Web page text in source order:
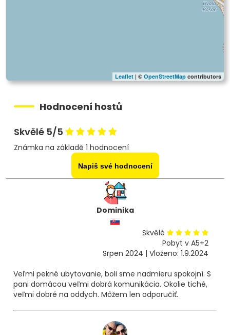
Leaflet | ©OpenStreetMap contributors
Hodnocení hostů
Skvělé 5/5
Známka na základě 1 hodnocení
Napiš své hodnocení
Dominika
Skvělé
Pobyt v A5+2
Srpen 2024 | Vloženo: 1.9.2024
Veľmi pekné ubytovanie, boli sme nadmieru spokojní. S
pani domácou veľmi dobrá komunikácia. Okolie tiché,
veľmi dobré na oddych. Môžem len odporučiť.